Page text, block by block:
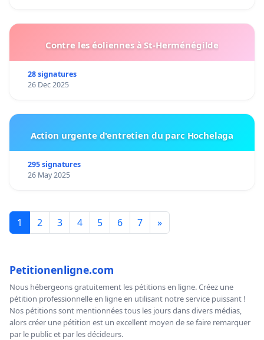
Contre les éoliennes à St-Herménégilde
28 signatures
26 Dec 2025
Action urgente d'entretien du parc Hochelaga
295 signatures
26 May 2025
1 2 3 4 5 6 7 »
Petitionenligne.com
Nous hébergeons gratuitement les pétitions en ligne. Créez une
pétition professionnelle en ligne en utilisant notre service puissant !
Nos pétitions sont mentionnées tous les jours dans divers médias,
alors créer une pétition est un excellent moyen de se faire remarquer
par le public et par les décideurs.